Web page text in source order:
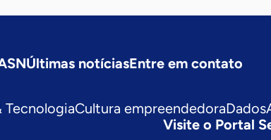
Últimas notíciasEntre em contato
TecnologiaCultura empreendedoraDados
Visite o Portal